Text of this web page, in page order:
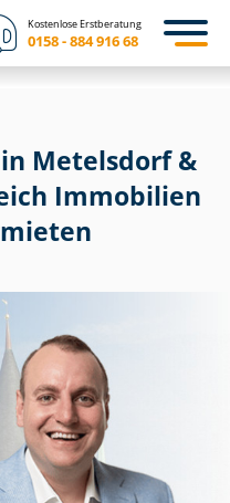
Kostenlose Erstberatung
0158 - 884 916 68
Metelsdorf &
Immobilien